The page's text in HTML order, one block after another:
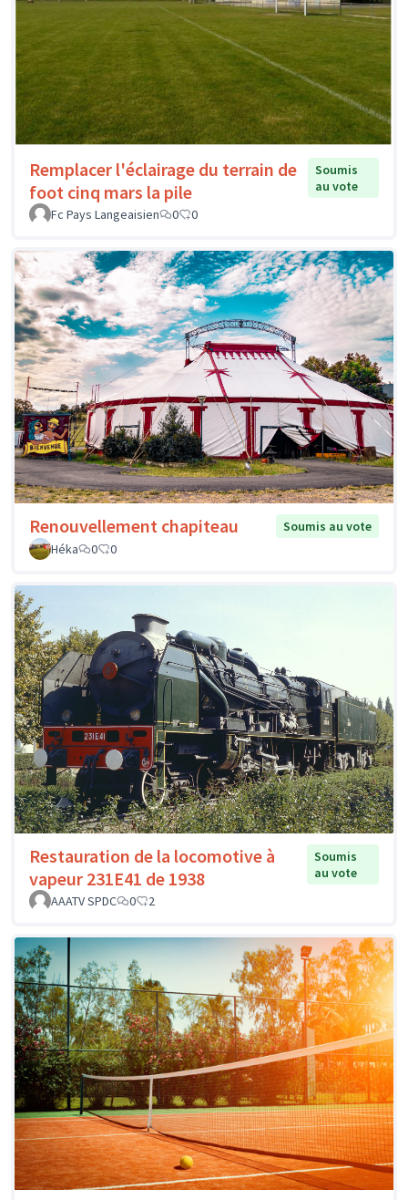
Remplacer l'éclairage du terrain de
foot cinq mars la pile
Soumis
au vote
Fc Pays Langeaisien
0 0
Renouvellement chapiteau
Soumis au vote
Héka
0 0
Restauration de la locomotive à
vapeur 231E41 de 1938
Soumis
au vote
AAATV SPDC
0 2